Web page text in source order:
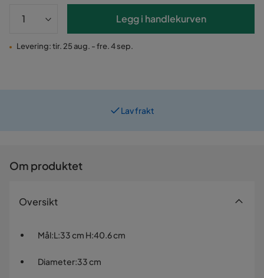
Legg i handlekurven
Levering: tir. 25 aug. - fre. 4 sep.
Om produktet
Oversikt
Mål:L:33 cm H:40.6 cm
Diameter:33 cm